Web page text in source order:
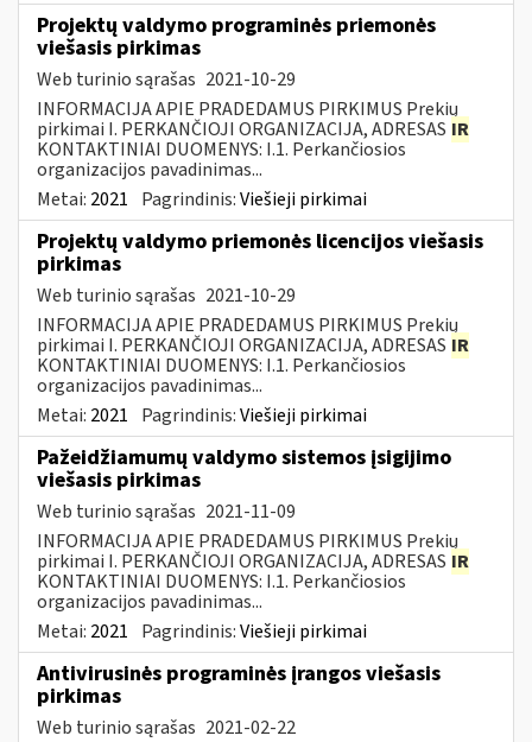
Projektų valdymo programinės priemonės
viešasis pirkimas
Web turinio sąrašas 2021-10-29
INFORMACIJA APIE PRADEDAMUS PIRKIMUS Prekių
pirkimai I. PERKANČIOJI ORGANIZACIJA, ADRESAS IR
KONTAKTINIAI DUOMENYS: I.1. Perkančiosios
organizacijos pavadinimas...
Metai: 2021 Pagrindinis:Viešieji pirkimai
Projektų valdymo priemonės licencijos viešasis
pirkimas
Web turinio sąrašas 2021-10-29
INFORMACIJA APIE PRADEDAMUS PIRKIMUS Prekių
pirkimai I. PERKANČIOJI ORGANIZACIJA, ADRESAS IR
KONTAKTINIAI DUOMENYS: I.1. Perkančiosios
organizacijos pavadinimas...
Metai: 2021 Pagrindinis:Viešieji pirkimai
Pažeidžiamumų valdymo sistemos įsigijimo
viešasis pirkimas
Web turinio sąrašas 2021-11-09
INFORMACIJA APIE PRADEDAMUS PIRKIMUS Prekių
pirkimai I. PERKANČIOJI ORGANIZACIJA, ADRESAS IR
KONTAKTINIAI DUOMENYS: I.1. Perkančiosios
organizacijos pavadinimas...
Metai: 2021 Pagrindinis:Viešieji pirkimai
Antivirusinės programinės įrangos viešasis
pirkimas
Web turinio sąrašas 2021-02-22